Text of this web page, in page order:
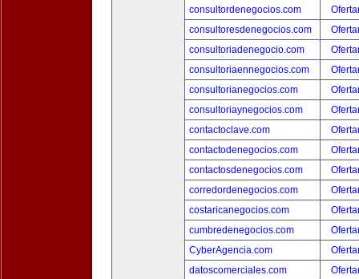
consultordenegocios.com
consultoresdenegocios.com
consultoriadenegocio.com
consultoriaennegocios.com
consultorianegocios.com
consultoriaynegocios.com
contactoclave.com
contactodenegocios.com
contactosdenegocios.com
corredordenegocios.com
costaricanegocios.com
cumbredenegocios.com
CyberAgencia.com
datoscomerciales.com